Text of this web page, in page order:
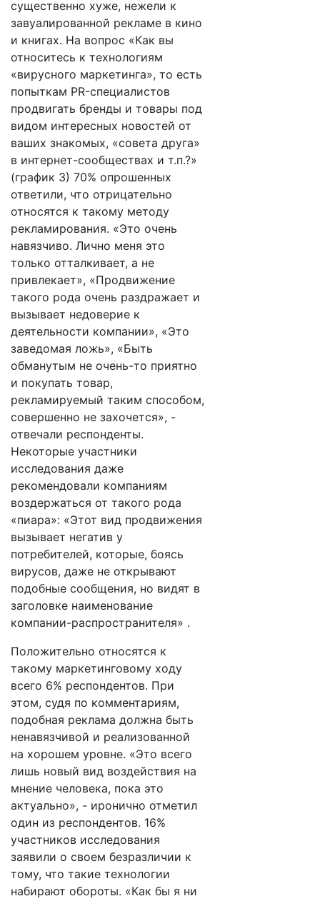
существенно хуже, нежели к
завуалированной рекламе в кино
и книгах. На вопрос «Как вы
относитесь к технологиям
«вирусного маркетинга», то есть
попыткам PR-специалистов
продвигать бренды и товары под
видом интересных новостей от
ваших знакомых, «совета друга»
в интернет-сообществах и т.п.?»
(график 3) 70% опрошенных
ответили, что отрицательно
относятся к такому методу
рекламирования. «Это очень
навязчиво. Лично меня это
только отталкивает, а не
привлекает», «Продвижение
такого рода очень раздражает и
вызывает недоверие к
деятельности компании», «Это
заведомая ложь», «Быть
обманутым не очень-то приятно
и покупать товар,
рекламируемый таким способом,
совершенно не захочется», -
отвечали респонденты.
Некоторые участники
исследования даже
рекомендовали компаниям
воздержаться от такого рода
«пиара»: «Этот вид продвижения
вызывает негатив у
потребителей, которые, боясь
вирусов, даже не открывают
подобные сообщения, но видят в
заголовке наименование
компании-распространителя» .
Положительно относятся к
такому маркетинговому ходу
всего 6% респондентов. При
этом, судя по комментариям,
подобная реклама должна быть
ненавязчивой и реализованной
на хорошем уровне. «Это всего
лишь новый вид воздействия на
мнение человека, пока это
актуально», - иронично отметил
один из респондентов. 16%
участников исследования
заявили о своем безразличии к
тому, что такие технологии
набирают обороты. «Как бы я ни